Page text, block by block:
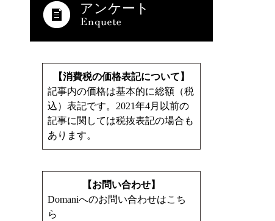
アンケート
【消費税の価格表記について】
記事内の価格は基本的に総額（税
込）表記です。2021年4月以前の
記事に関しては税抜表記の場合も
あります。
【お問い合わせ】
Domaniへのお問い合わせはこち
ら